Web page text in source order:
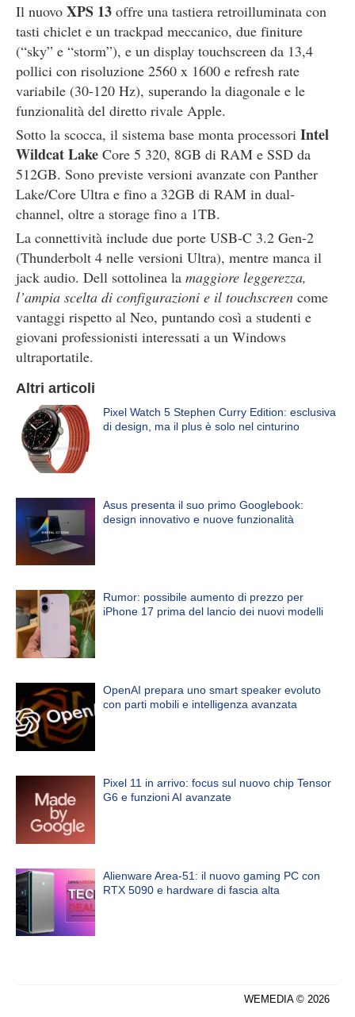
Il nuovo XPS 13 offre una tastiera retroilluminata con
tasti chiclet e un trackpad meccanico, due finiture
(“sky” e “storm”), e un display touchscreen da 13,4
pollici con risoluzione 2560 x 1600 e refresh rate
variabile (30-120 Hz), superando la diagonale e le
funzionalità del diretto rivale Apple.
Sotto la scocca, il sistema base monta processori Intel
Wildcat Lake Core 5 320, 8GB di RAM e SSD da
512GB. Sono previste versioni avanzate con Panther
Lake/Core Ultra e fino a 32GB di RAM in dual-
channel, oltre a storage fino a 1TB.
La connettività include due porte USB-C 3.2 Gen-2
(Thunderbolt 4 nelle versioni Ultra), mentre manca il
jack audio. Dell sottolinea la maggiore leggerezza,
l’ampia scelta di configurazioni e il touchscreen come
vantaggi rispetto al Neo, puntando così a studenti e
giovani professionisti interessati a un Windows
ultraportatile.
Altri articoli
Pixel Watch 5 Stephen Curry Edition: esclusiva
di design, ma il plus è solo nel cinturino
Asus presenta il suo primo Googlebook:
design innovativo e nuove funzionalità
Rumor: possibile aumento di prezzo per
iPhone 17 prima del lancio dei nuovi modelli
OpenAI prepara uno smart speaker evoluto
con parti mobili e intelligenza avanzata
Pixel 11 in arrivo: focus sul nuovo chip Tensor
G6 e funzioni AI avanzate
Alienware Area-51: il nuovo gaming PC con
RTX 5090 e hardware di fascia alta
WEMEDIA © 2026